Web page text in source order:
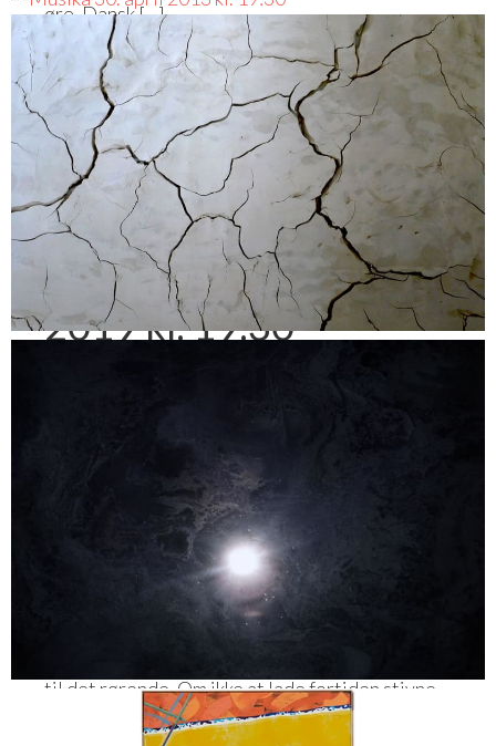
øre. Dansk […]
Skrevet i:Arrangementer,Foredrag
Søren Ulrik Thomsen
oplæsning d. 22. maj
2019 kl. 19.30
Thomsen vil læse op af sin seneste bog, EN
HÅRNÅL KLEMT INDE BAG PANELET.
Bogen består af korte tekster om tiden, der
både forsvinder bagud og flygter fremover.
Tekster fulde af sansninger, stemninger og
iagttagelser. Fra det essayistisk reflekterende
til det rørende. Om ikke at lade fortiden stivne